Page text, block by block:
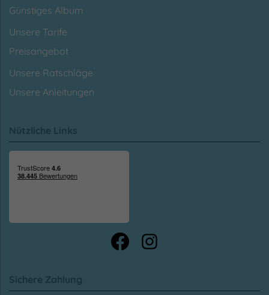
Günstiges Album
Unsere Tarife
Preisangebot
Unsere Ratschläge
Unsere Anleitungen
Nützliche Links
Sichere Zahlung